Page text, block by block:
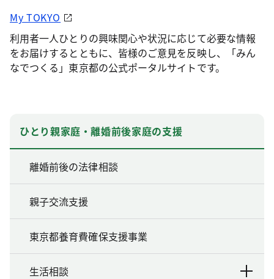
My TOKYO
利用者一人ひとりの興味関心や状況に応じて必要な情報
をお届けするとともに、皆様のご意見を反映し、「みん
なでつくる」東京都の公式ポータルサイトです。
ひとり親家庭・離婚前後家庭の支援
離婚前後の法律相談
親子交流支援
東京都養育費確保支援事業
生活相談